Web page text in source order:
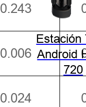
Estación
Android
720
0.243
0.006
0.024